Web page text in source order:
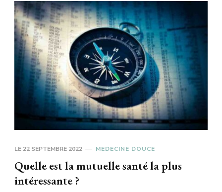
LE 22 SEPTEMBRE 2022 MEDECINE DOUCE
Quelle est la mutuelle santé la plus
intéressante ?